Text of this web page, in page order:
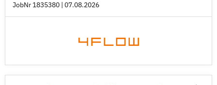
JobNr 1835380 | 07.08.2026